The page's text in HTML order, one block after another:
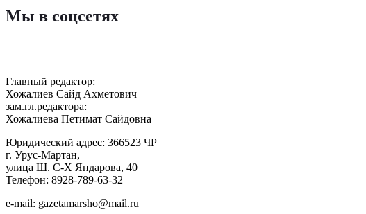
Мы в соцсетях
Главный редактор:
Хожалиев Сайд Ахметович
зам.гл.редактора:
Хожалиева Петимат Сайдовна
Юридический адрес: 366523 ЧР
г. Урус-Мартан,
улица Ш. С-Х Яндарова, 40
Телефон: 8928-789-63-32
e-mail: gazetamarsho@mail.ru